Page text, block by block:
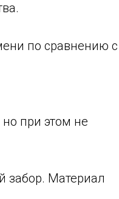
по сравнению с
при этом не
забор. Материал